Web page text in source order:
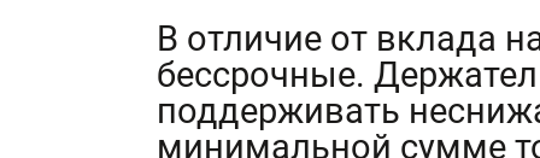
В отличие от вклада
бессрочные.
поддерживать
минимальной сумме